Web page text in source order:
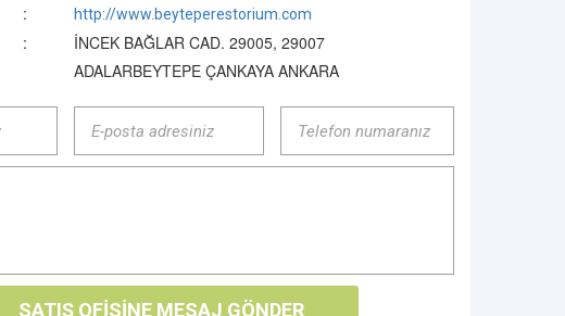
: http://www.beyteperestorium.com
:
İNCEK BAĞLAR CAD. 29005, 29007
ADALARBEYTEPE ÇANKAYA ANKARA